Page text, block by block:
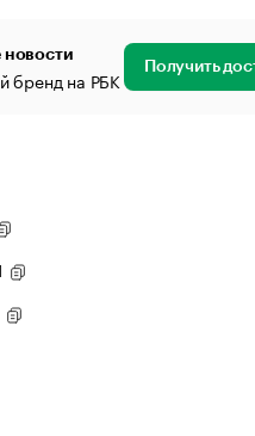
новости
бренд на РБК Получить